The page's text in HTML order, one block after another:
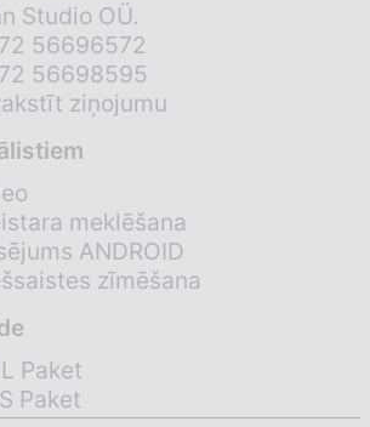
Studio OÜ.
56696572
56698595
ziņojumu
meklēšana
ANDROID
zīmēšana
Paket
Paket